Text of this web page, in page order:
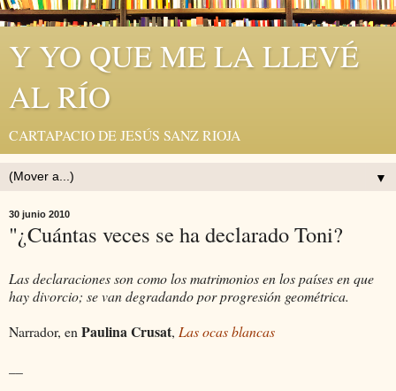
Y YO QUE ME LA LLEVÉ
AL RÍO
CARTAPACIO DE JESÚS SANZ RIOJA
▼
30 junio 2010
"¿Cuántas veces se ha declarado Toni?
Las declaraciones son como los matrimonios en los países en que
hay divorcio; se van degradando por progresión geométrica.
Narrador, en Paulina Crusat, Las ocas blancas